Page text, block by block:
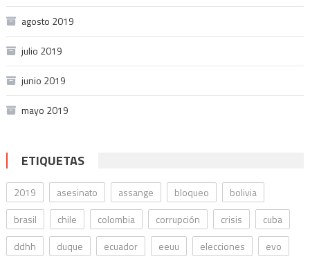
agosto 2019
julio 2019
junio 2019
mayo 2019
ETIQUETAS
2019 asesinato assange bloqueo
bolivia
brasil
chile colombia corrupción crisis
cuba
ddhh
duque ecuador eeuu elecciones evo